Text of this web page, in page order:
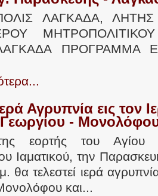
ΛΑΓΚΑΔΑ, ΛΗΤΗΣ
ΠΡΟΓΡΑΜΜΑ
Αγρυπνία εις τον
Γεωργίου -
εορτής του Αγίου
Ιαματικού, την
θα τελεστεί ιερά
και...